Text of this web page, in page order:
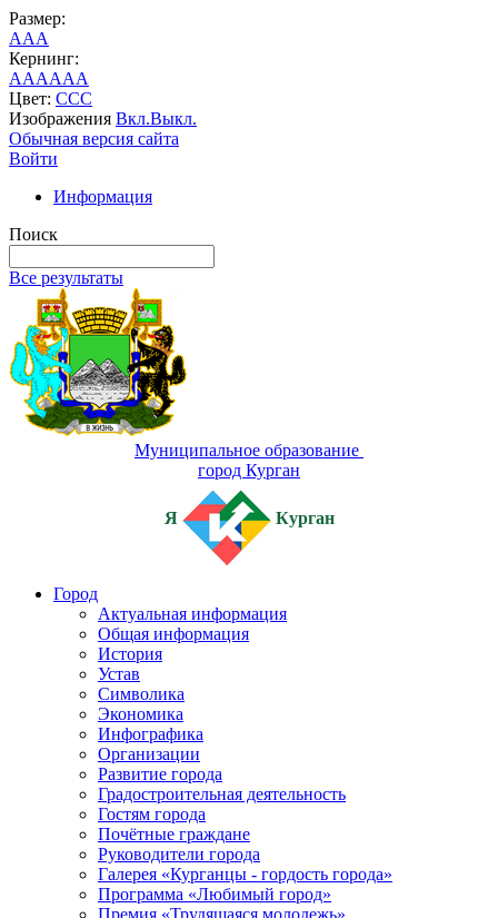
Размер:
AAA
Кернинг:
AAAAAA
Цвет: CCC
Изображения Вкл.Выкл.
Обычная версия сайта
Войти
Информация
Поиск
Все результаты
Муниципальное образование
город Курган
Я Курган
Город
Актуальная информация
Общая информация
История
Устав
Символика
Экономика
Инфографика
Организации
Развитие города
Градостроительная деятельность
Гостям города
Почётные граждане
Руководители города
Галерея «Курганцы - гордость города»
Программа «Любимый город»
Премия «Трудящаяся молодежь»